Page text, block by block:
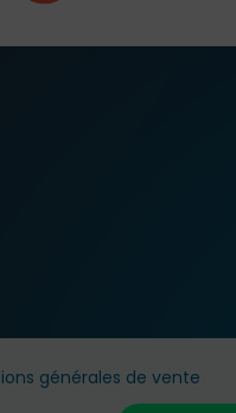
générales de vente